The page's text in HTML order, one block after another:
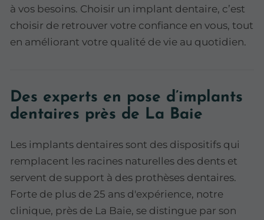
à vos besoins. Choisir un implant dentaire, c’est
choisir de retrouver votre confiance en vous, tout
en améliorant votre qualité de vie au quotidien.
Des experts en pose d’implants
dentaires près de La Baie
Les implants dentaires sont des dispositifs qui
remplacent les racines naturelles des dents et
servent de support à des prothèses dentaires.
Forte de plus de 25 ans d'expérience, notre
clinique, près de La Baie, se distingue par son